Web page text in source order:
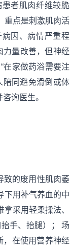
者肌肉纤维较脆
重点是刺激肌肉活
因、病情严重程
力量改善，但神经
在家做药浴需要注
同避免滑倒或体
询医生。
致的废用性肌肉萎
用补气养血的中
采用轻柔揉法、
手、抬腿）； 场
在使用营养神经